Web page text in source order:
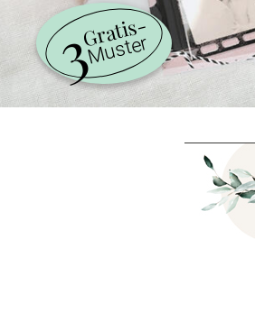
3Gratis-
Muster